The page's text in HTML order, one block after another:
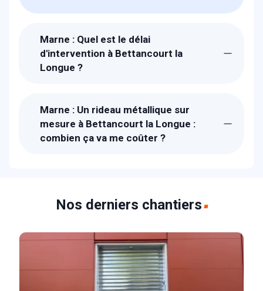
Marne : Quel est le délai
d'intervention à Bettancourt la
Longue ?
Bettancourt la Longue dans l'heure pour
étudier avec vous votre besoin. Pour les
urgences, il faut compter 30 min. 1 à 2
Marne : Un rideau métallique sur
mesure à Bettancourt la Longue :
combien ça va me coûter ?
fabriquons les rideaux métalliques dans
nos ateliers donc nos prix sont parmi les
Nos derniers chantiers